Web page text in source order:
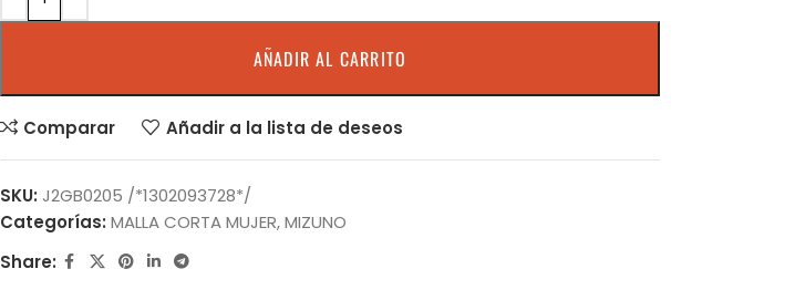
AÑADIR AL CARRITO
Comparar Añadir a la lista de deseos
SKU: J2GB0205 /*1302093728*/
Categorías: MALLA CORTA MUJER,MIZUNO
Share: